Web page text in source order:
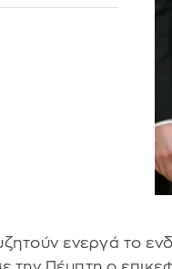
ενεργά το